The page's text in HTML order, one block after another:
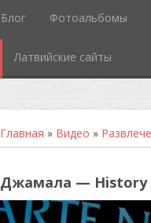
Блог Фотоальбомы
Латвийские сайты
Главная » Видео »
Джамала — History